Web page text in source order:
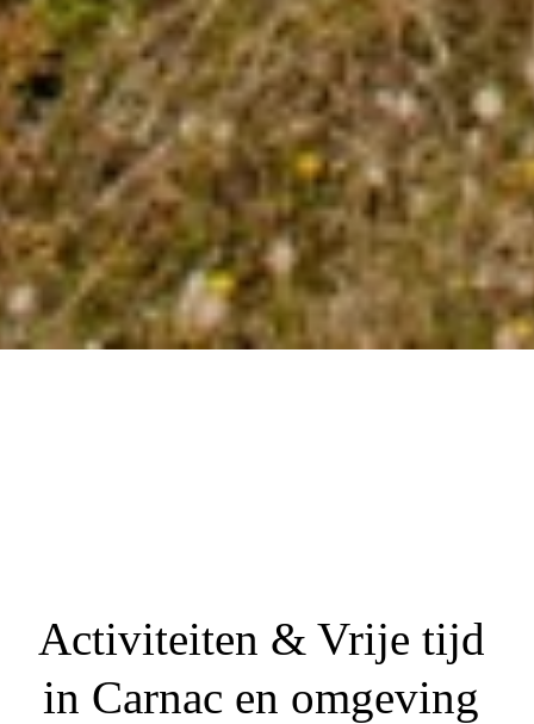
Activiteiten & Vrije tijd
in Carnac en omgeving